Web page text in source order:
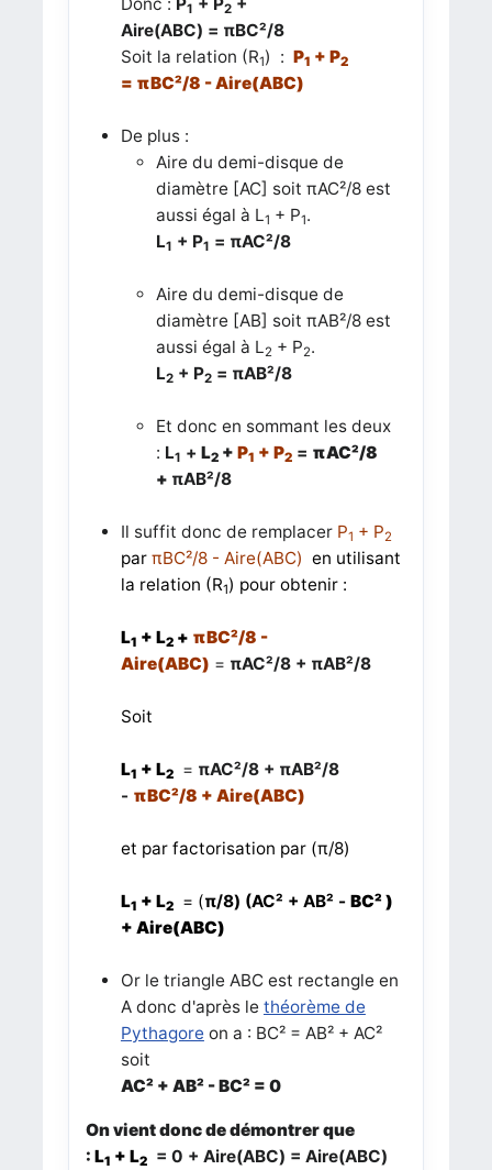
1 2
Aire(ABC) = πBC²/8
Soit la relation (R1) : P1 + P2
= πBC²/8 -Aire(ABC)
De plus :
Aire du demi-disque de
diamètre [AC] soit πAC²/8 est
aussi égal à L1 + P1.
L1 + P1 = πAC²/8
Aire du demi-disque de
diamètre [AB] soit πAB²/8 est
aussi égal à L2 + P2.
L2+ P2= πAB²/8
Et donc en sommant les deux
: L1 + L2 + P1 + P2= πAC²/8
+ πAB²/8
Il suffit donc de remplacer P1 + P2
par πBC²/8 - Aire(ABC) en utilisant
la relation (R1) pour obtenir :
L1 + L2 + πBC²/8 -
Aire(ABC) = πAC²/8 + πAB²/8
Soit
L1 + L2= πAC²/8 + πAB²/8
- πBC²/8 + Aire(ABC)
et par factorisation par (π/8)
L1 + L2 = (π/8) (AC² + AB² - BC² )
+ Aire(ABC)
Or le triangle ABC est rectangle en
A donc d'après le théorème de
Pythagore on a : BC² = AB² + AC²
soit
AC² + AB² -BC² = 0
On vient donc de démontrer que
: L1 + L2 = 0 + Aire(ABC) = Aire(ABC)